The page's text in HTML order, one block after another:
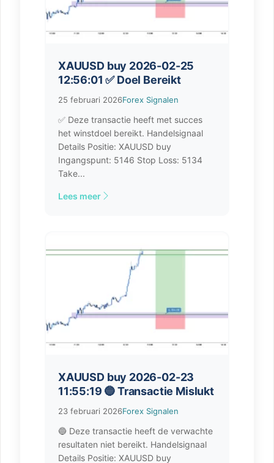
XAUUSD buy 2026-02-25
12:56:01 ✅ Doel Bereikt
25 februari 2026Forex Signalen
✅ Deze transactie heeft met succes
het winstdoel bereikt. Handelsignaal
Details Positie: XAUUSD buy
Ingangspunt: 5146 Stop Loss: 5134
Take...
Lees meer
XAUUSD buy 2026-02-23
11:55:19 🔵 Transactie Mislukt
23 februari 2026Forex Signalen
🔵 Deze transactie heeft de verwachte
resultaten niet bereikt. Handelsignaal
Details Positie: XAUUSD buy